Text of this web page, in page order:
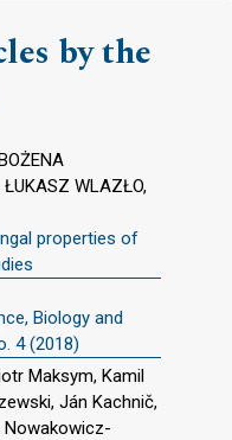
by the
ŁUKASZ WLAZŁO,
properties of
Biology and
4 (2018)
Maksym, Kamil
Ján Kachnič,
Nowakowicz-